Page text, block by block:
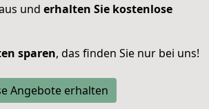
und erhalten Sie kostenlose
sparen, das finden Sie nur bei uns!
Angebote erhalten